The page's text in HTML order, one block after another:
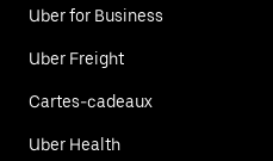
Uber for Business
Uber Freight
Cartes-cadeaux
Uber Health